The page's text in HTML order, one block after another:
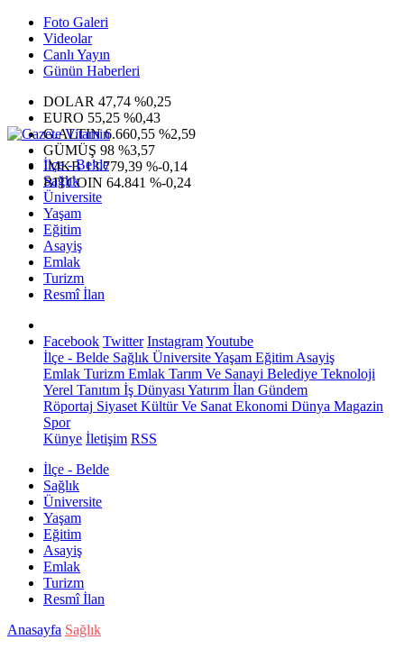
Foto Galeri
Videolar
Canlı Yayın
Günün Haberleri
DOLAR 47,74 %0,25
EURO 55,25 %0,43
G.ALTIN6.660,55 %2,59
GÜMÜŞ 98 %3,57
IMKB13.779,39 %-0,14
BITCOIN 64.841 %-0,24
İlçe - Belde
Sağlık
Üniversite
Yaşam
Eğitim
Asayiş
Emlak
Turizm
Resmî İlan
Facebook Twitter InstagramYoutube
İlçe - Belde Sağlık ÜniversiteYaşam Eğitim Asayiş
Emlak Turizm Emlak Tarım Ve Sanayi Belediye Teknoloji
Yerel Tanıtım İş Dünyası Yatırım İlan Gündem
Röportaj Siyaset Kültür Ve Sanat Ekonomi Dünya Magazin
Spor
Künye İletişim RSS
İlçe - Belde
Sağlık
Üniversite
Yaşam
Eğitim
Asayiş
Emlak
Turizm
Resmî İlan
Anasayfa Sağlık